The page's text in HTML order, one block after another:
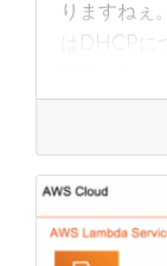
りますねぇ
はDHCPに